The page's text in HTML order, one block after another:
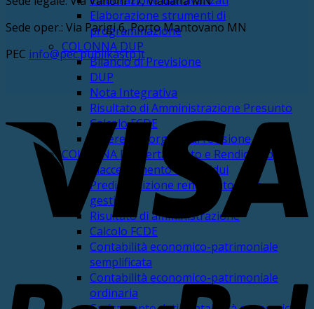
Elaborazione strumenti di
programmazione
COLONNA DUP
Bilancio di Previsione
DUP
Nota Integrativa
Risultato di Amministrazione Presunto
Calcolo FCDE
Parere dell’organo di revisione
COLONNA Riaccertamento e Rendiconto
Riaccertamento dei residui
Predisposizione rendiconto della
gestione
Risultato di amministrazione
Calcolo FCDE
Contabilità economico-patrimoniale
semplificata
Contabilità economico-patrimoniale
ordinaria
Sede oper.: Via Parigi 6, Porto Mantovano MN
PEC info@pec.publikastp.it